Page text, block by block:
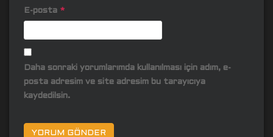
E-posta *
Daha sonraki yorumlarımda kullanılması için adım, e-
posta adresim ve site adresim bu tarayıcıya
kaydedilsin.